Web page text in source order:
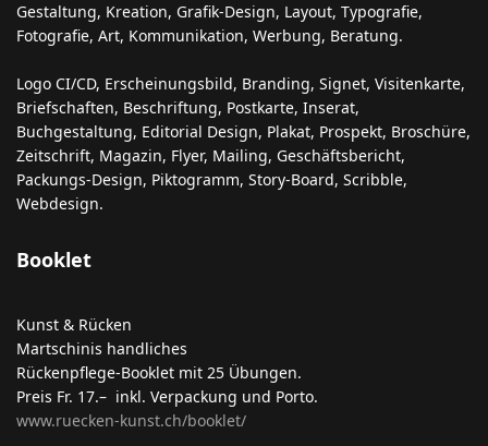
Gestaltung, Kreation, Grafik-Design, Layout, Typografie,
Fotografie, Art, Kommunikation, Werbung, Beratung.
Logo CI/CD, Erscheinungsbild, Branding, Signet, Visitenkarte,
Briefschaften, Beschriftung, Postkarte, Inserat,
Buchgestaltung, Editorial Design, Plakat, Prospekt, Broschüre,
Zeitschrift, Magazin, Flyer, Mailing, Geschäftsbericht,
Packungs-Design, Piktogramm, Story-Board, Scribble,
Webdesign.
Booklet
Kunst & Rücken
Martschinis handliches
Rückenpflege-Booklet mit 25 Übungen.
Preis Fr. 17.– inkl. Verpackung und Porto.
www.ruecken-kunst.ch/booklet/